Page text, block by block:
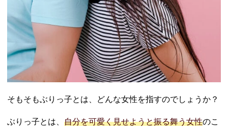
− ○○だもん
− ドキドキ
しちゃう
− えぇっと
ね〜
− あのねあ
のね！
− 嬉し
そもそもぶりっ子とは、どんな女性を指すのでしょうか？
ぶりっ子とは、 自分を可愛く見せようと振る舞う女性のこ